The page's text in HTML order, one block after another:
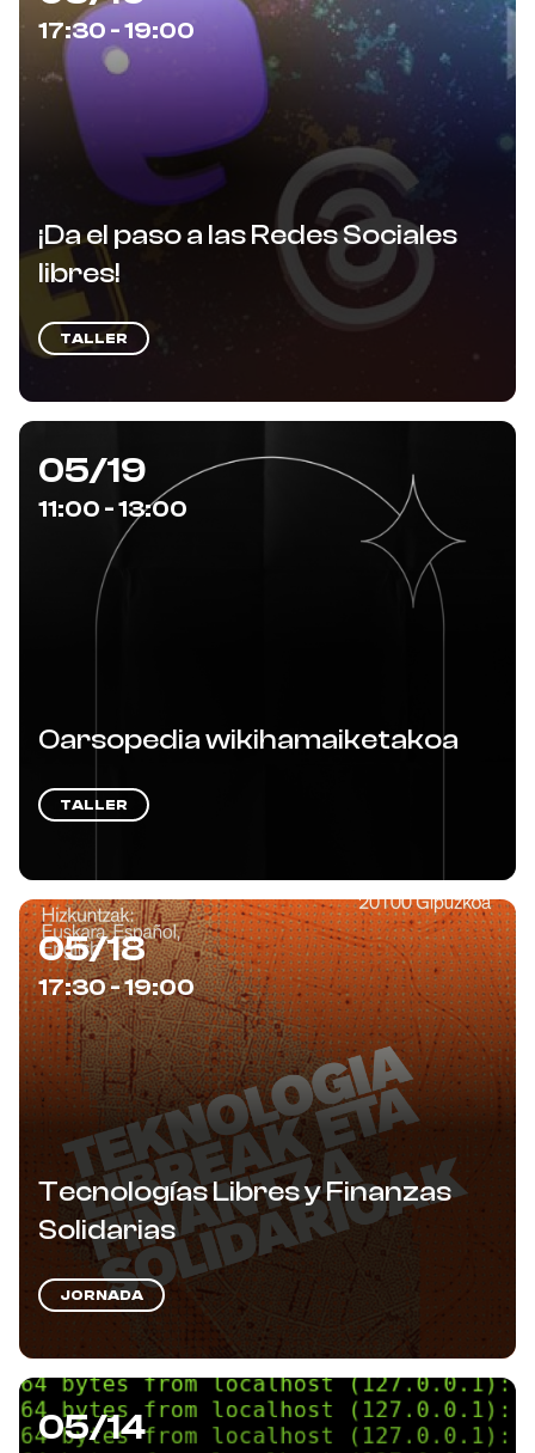
17:30 - 19:00
¡Da el paso a las Redes Sociales
libres!
TALLER
05/19
11:00 - 13:00
Oarsopedia wikihamaiketakoa
TALLER
05/18
17:30 - 19:00
Tecnologías Libres y Finanzas
Solidarias
JORNADA
05/14